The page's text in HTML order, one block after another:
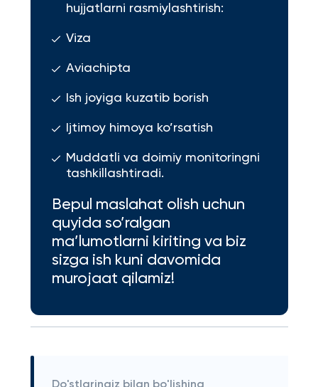
hujjatlarni rasmiylashtirish:
Viza
Aviachipta
Ish joyiga kuzatib borish
Ijtimoy himoya ko’rsatish
Muddatli va doimiy monitoringni
tashkillashtiradi.
Bepul maslahat olish uchun
quyida so’ralgan
ma’lumotlarni kiriting va biz
sizga ish kuni davomida
murojaat qilamiz!